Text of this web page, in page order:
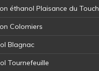
éthanol Plaisance du Touch
Colomiers
Blagnac
Tournefeuille